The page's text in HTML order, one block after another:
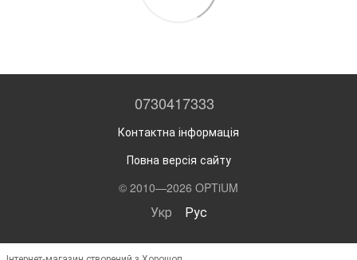
0730417333
Контактна інформація
Повна версія сайту
© 2010—2026 OPTiUM
Укр Рус